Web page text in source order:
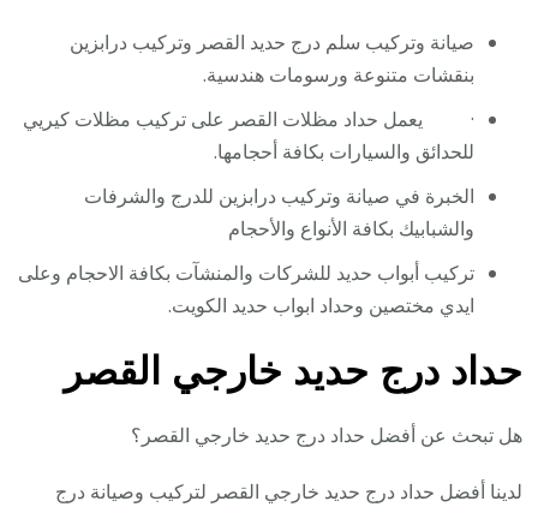
صيانة وتركيب سلم درج حديد القصر وتركيب درابزين
بنقشات متنوعة ورسومات هندسية.
· يعمل حداد مظلات القصر على تركيب مظلات كيريي
للحدائق والسيارات بكافة أحجامها.
الخبرة في صيانة وتركيب درابزين للدرج والشرفات
والشبابيك بكافة الأنواع والأحجام
تركيب أبواب حديد للشركات والمنشآت بكافة الاحجام وعلى
ايدي مختصين وحداد ابواب حديد الكويت.
حداد درج حديد خارجي القصر
هل تبحث عن أفضل حداد درج حديد خارجي القصر؟
لدينا أفضل حداد درج حديد خارجي القصر لتركيب وصيانة درج